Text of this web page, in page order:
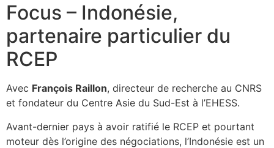
Focus – Indonésie,
partenaire particulier du
RCEP
Avec François Raillon, directeur de recherche au CNRS
et fondateur du Centre Asie du Sud-Est à l’EHESS.
Avant-dernier pays à avoir ratifié le RCEP et pourtant
moteur dès l’origine des négociations, l’Indonésie est un